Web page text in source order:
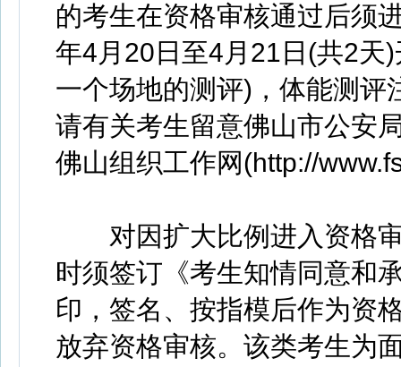
的考生在资格审核通过后须
年4月20日至4月21日(共2天
一个场地的测评)，体能测评
请有关考生留意佛山市公安
佛山组织工作网(http://
对因扩大比例进入资格审
时须签订《考生知情同意和
印，签名、按指模后作为资
放弃资格审核。该类考生为